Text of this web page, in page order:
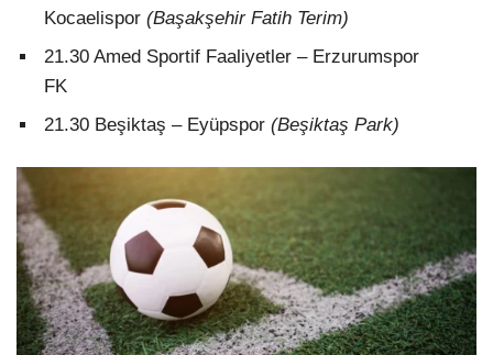
Kocaelispor (Başakşehir Fatih Terim)
21.30 Amed Sportif Faaliyetler – Erzurumspor
FK
21.30 Beşiktaş – Eyüpspor (Beşiktaş Park)